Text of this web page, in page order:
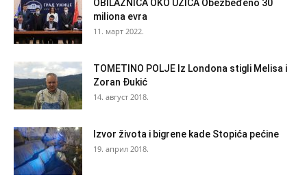
OBILAZNICA OKO UŽICA Obezbeđeno 30
miliona evra
11. март 2022.
TOMETINO POLJE Iz Londona stigli Melisa i
Zoran Đukić
14. август 2018.
Izvor života i bigrene kade Stopića pećine
19. април 2018.